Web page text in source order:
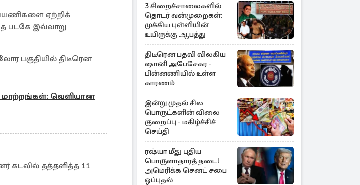
ஏற்றிக்
படகே இவ்வாறு
பகுதியில் திடீரென
மாற்றங்கள்: வெளியான
கடலில் தத்தளித்த 11
3 சிறைச்சாலைகளில்
தொடர் வன்முறைகள்:
முக்கிய புள்ளியின்
உயிருக்கு ஆபத்து
திடீரென பதவி விலகிய
ஷானி அபேசேகர -
பின்னணியில் உள்ள
காரணம்
இன்று முதல் சில
பொருட்களின் விலை
குறைப்பு - மகிழ்ச்சிச்
செய்தி
ரஷ்யா மீது புதிய
பொருளாதாரத் தடை!
அமெரிக்க செனட் சபை
ஒப்புதல்